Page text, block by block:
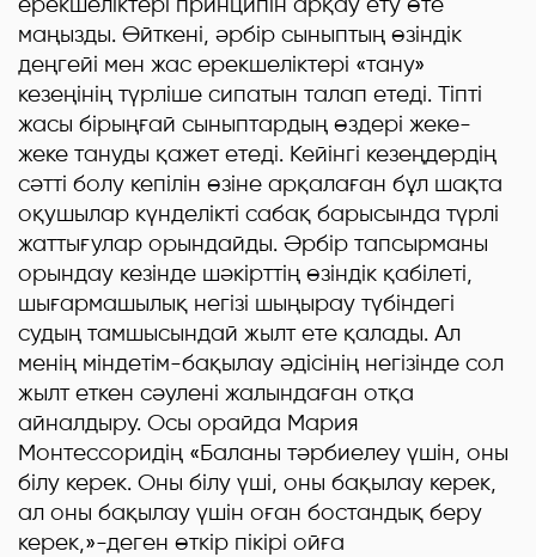
маңызды. Өйткені, әрбір сыныптың өзіндік
деңгейі мен жас ерекшеліктері «тану»
кезеңінің түрліше сипатын талап етеді. Тіпті
жасы бірыңғай сыныптардың өздері жеке-
жеке тануды қажет етеді. Кейінгі кезеңдердің
сәтті болу кепілін өзіне арқалаған бұл шақта
оқушылар күнделікті сабақ барысында түрлі
жаттығулар орындайды. Әрбір тапсырманы
орындау кезінде шәкірттің өзіндік қабілеті,
шығармашылық негізі шыңырау түбіндегі
судың тамшысындай жылт ете қалады. Ал
менің міндетім-бақылау әдісінің негізінде сол
жылт еткен сәулені жалындаған отқа
айналдыру. Осы орайда Мария
Монтессоридің «Баланы тәрбиелеу үшін, оны
білу керек. Оны білу үші, оны бақылау керек,
ал оны бақылау үшін оған бостандық беру
керек,»-деген өткір пікірі ойға